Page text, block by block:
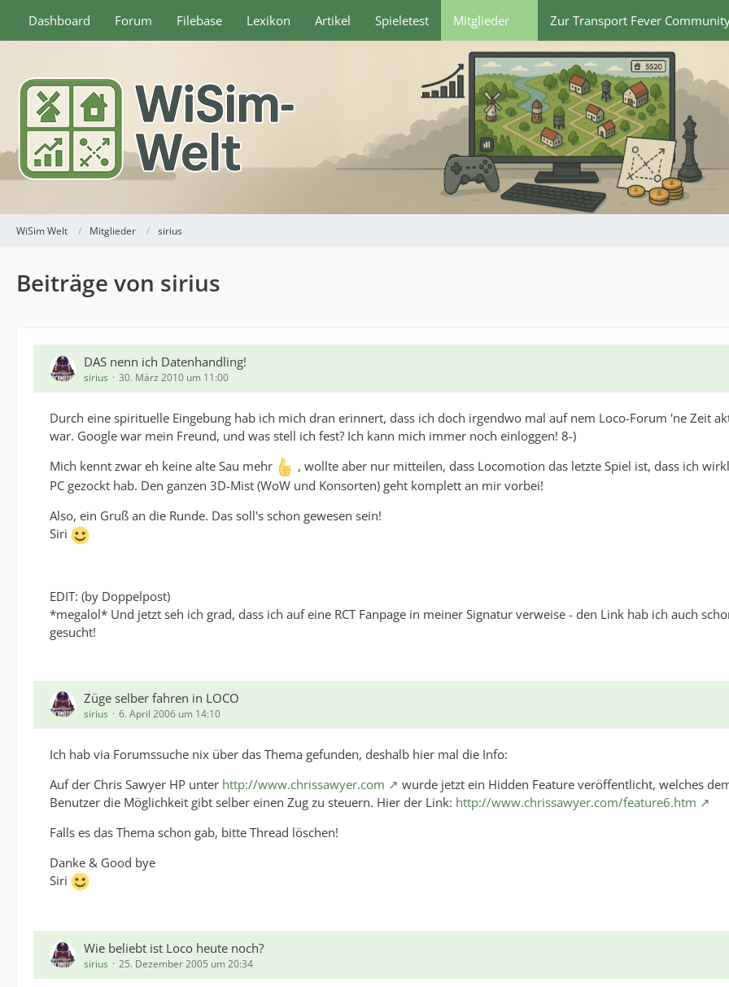
Dashboard Forum Filebase Lexikon Artikel Spieletest Mitglieder Zur Transport Fever
WiSim Welt Mitglieder sirius
Beiträge von sirius
DAS nenn ich Datenhandling!
sirius 30. März 2010 um 11:00
Durch eine spirituelle Eingebung hab ich mich dran erinnert, dass ich doch irgendwo mal auf nem Loco-Forum 'ne Zeit
war. Google war mein Freund, und was stell ich fest? Ich kann mich immer noch einloggen! 8-)
Mich kennt zwar eh keine alte Sau mehr
, wollte aber nur mitteilen, dass Locomotion das letzte Spiel ist, dass ich
PC gezockt hab. Den ganzen 3D-Mist (WoW und Konsorten) geht komplett an mir vorbei!
Also, ein Gruß an die Runde. Das soll's schon gewesen sein!
Siri
EDIT: (by Doppelpost)
*megalol* Und jetzt seh ich grad, dass ich auf eine RCT Fanpage in meiner Signatur verweise - den Link hab ich auch
gesucht!
Züge selber fahren in LOCO
sirius 6. April 2006 um 14:10
Ich hab via Forumssuche nix über das Thema gefunden, deshalb hier mal die Info:
Auf der Chris Sawyer HP unter http://www.chrissawyer.com
wurde jetzt ein Hidden Feature veröffentlicht, welches
Benutzer die Möglichkeit gibt selber einen Zug zu steuern. Hier der Link: http://www.chrissawyer.com/feature6.htm
Falls es das Thema schon gab, bitte Thread löschen!
Danke & Good bye
Siri
Wie beliebt ist Loco heute noch?
sirius 25. Dezember 2005 um 20:34